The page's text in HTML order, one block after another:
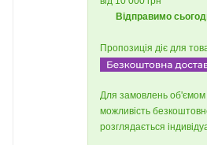
Відправимо
Пропозиція діє для
Для замовлень
можливість
розглядається